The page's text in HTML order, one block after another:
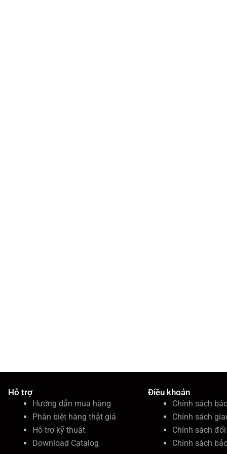
Hỗ trợ
Hướng dẫn mua hàng
Phân biệt hàng thật giả
Hỗ trợ kỹ thuật
Download Catalog
Điều khoản
Chính sách
Chính sách
Chính sách
Chính sách